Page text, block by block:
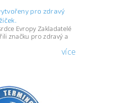
pro zdravý
Evropy Zakladatelé
značku pro zdravý a
více